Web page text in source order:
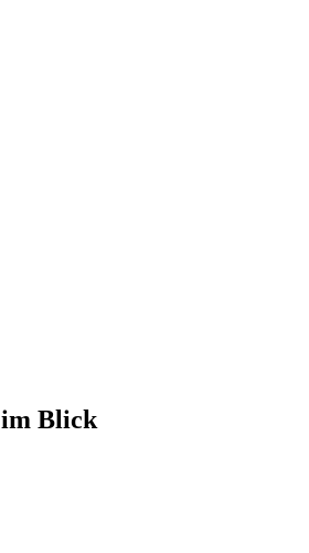
Blick